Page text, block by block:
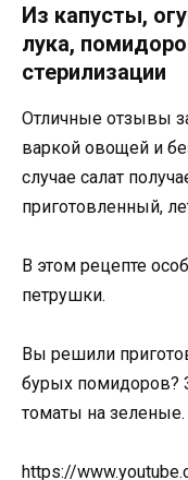
Из капусты,
лука,
стерилизации
Отличные отзывы
варкой овощей и
случае салат
приготовленный,
В этом рецепте
петрушки.
Вы решили
бурых помидоров?
томаты на зеленые.
https://